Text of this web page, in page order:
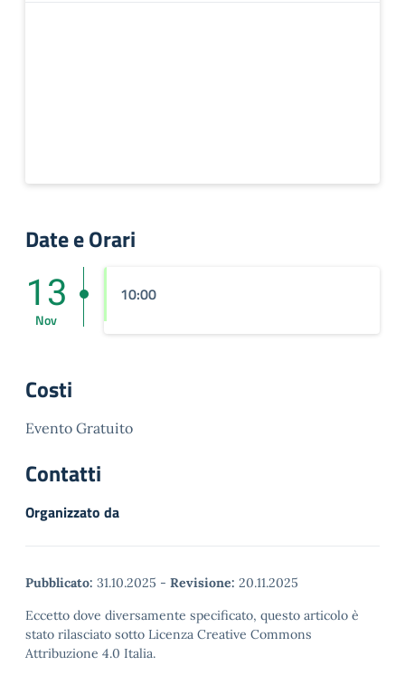
Date e Orari
13
Nov
10:00
Costi
Evento Gratuito
Contatti
Organizzato da
Pubblicato: 31.10.2025 - Revisione: 20.11.2025
Eccetto dove diversamente specificato, questo articolo è
stato rilasciato sotto Licenza Creative Commons
Attribuzione 4.0 Italia.